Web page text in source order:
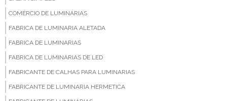
COMÉRCIO DE LUMINÁRIAS
FABRICA DE LUMINARIA ALETADA
FABRICA DE LUMINARIAS
FABRICA DE LUMINARIAS DE LED
FABRICANTE DE CALHAS PARA LUMINARIAS
FABRICANTE DE LUMINARIA HERMETICA